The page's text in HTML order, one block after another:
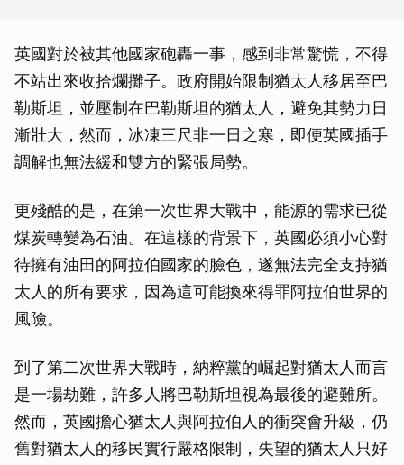
英國對於被其他國家砲轟一事，感到非常驚慌，不得
不站出來收拾爛攤子。政府開始限制猶太人移居至巴
勒斯坦，並壓制在巴勒斯坦的猶太人，避免其勢力日
漸壯大，然而，冰凍三尺非一日之寒，即便英國插手
調解也無法緩和雙方的緊張局勢。
更殘酷的是，在第一次世界大戰中，能源的需求已從
煤炭轉變為石油。在這樣的背景下，英國必須小心對
待擁有油田的阿拉伯國家的臉色，遂無法完全支持猶
太人的所有要求，因為這可能換來得罪阿拉伯世界的
風險。
到了第二次世界大戰時，納粹黨的崛起對猶太人而言
是一場劫難，許多人將巴勒斯坦視為最後的避難所。
然而，英國擔心猶太人與阿拉伯人的衝突會升級，仍
舊對猶太人的移民實行嚴格限制，失望的猶太人只好